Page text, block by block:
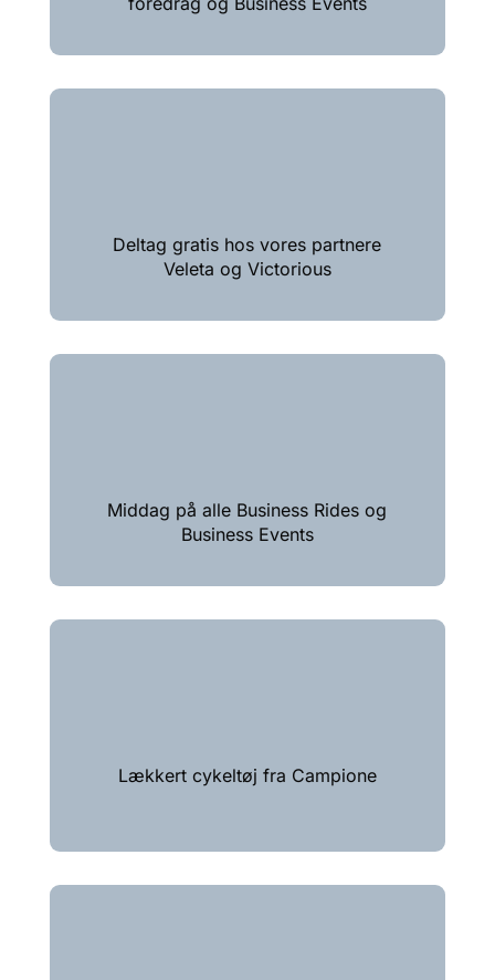
Deltag gratis hos vores partnere
Veleta og Victorious
Middag på alle Business Rides og
Business Events
Lækkert cykeltøj fra Campione